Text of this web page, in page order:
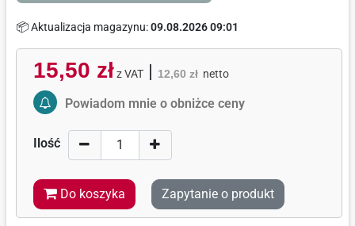
📦 Aktualizacja magazynu:09.08.2026 09:01
15,50 zł z VAT| 12,60 zł netto
Activate Price Alert
Powiadom mnie o obniżce ceny
Ilość
Do koszyka Zapytanie o produkt